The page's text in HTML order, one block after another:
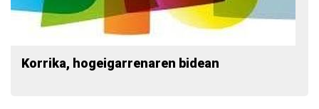
Korrika, hogeigarrenaren bidean